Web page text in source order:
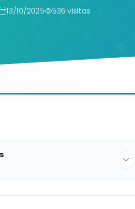
13/10/2025 536 visitas